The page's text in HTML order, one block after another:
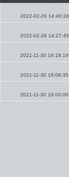
2022-02-26 14:40:28
2022-02-26 14:27:45
2021-11-30 18:18:19
2021-11-30 18:06:35
2021-11-30 18:00:00